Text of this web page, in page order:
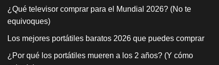
¿Qué televisor comprar para el Mundial 2026? (No te
equivoques)
Los mejores portátiles baratos 2026 que puedes comprar
¿Por qué los portátiles mueren a los 2 años? (Y cómo